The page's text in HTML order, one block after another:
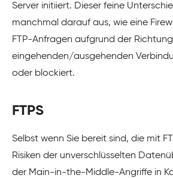
Server initiiert. Dieser feine
manchmal darauf aus, wie eine
FTP-Anfragen aufgrund der
eingehenden/ausgehenden
oder blockiert.
FTPS
Selbst wenn Sie bereit sind, die mit
Risiken der unverschlüsselten
der Main-in-the-Middle-Angriffe in